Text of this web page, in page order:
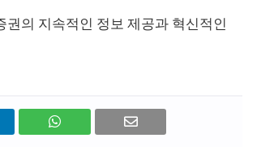
의 지속적인 정보 제공과 혁신적인